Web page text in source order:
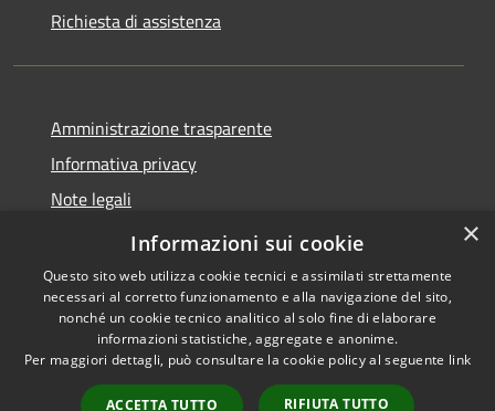
Richiesta di assistenza
Amministrazione trasparente
Informativa privacy
Note legali
Dichiarazione di accessibilità
Accessibilità
Copyright © 2026 • Comune di
Vidor • Powered by
Municipium• Accesso
×
Informazioni sui cookie
Questo sito web utilizza cookie tecnici e assimilati strettamente
necessari al corretto funzionamento e alla navigazione del sito,
nonché un cookie tecnico analitico al solo fine di elaborare
informazioni statistiche, aggregate e anonime.
Per maggiori dettagli, può consultare la cookie policy al seguente link
ACCETTA TUTTO RIFIUTA TUTTO